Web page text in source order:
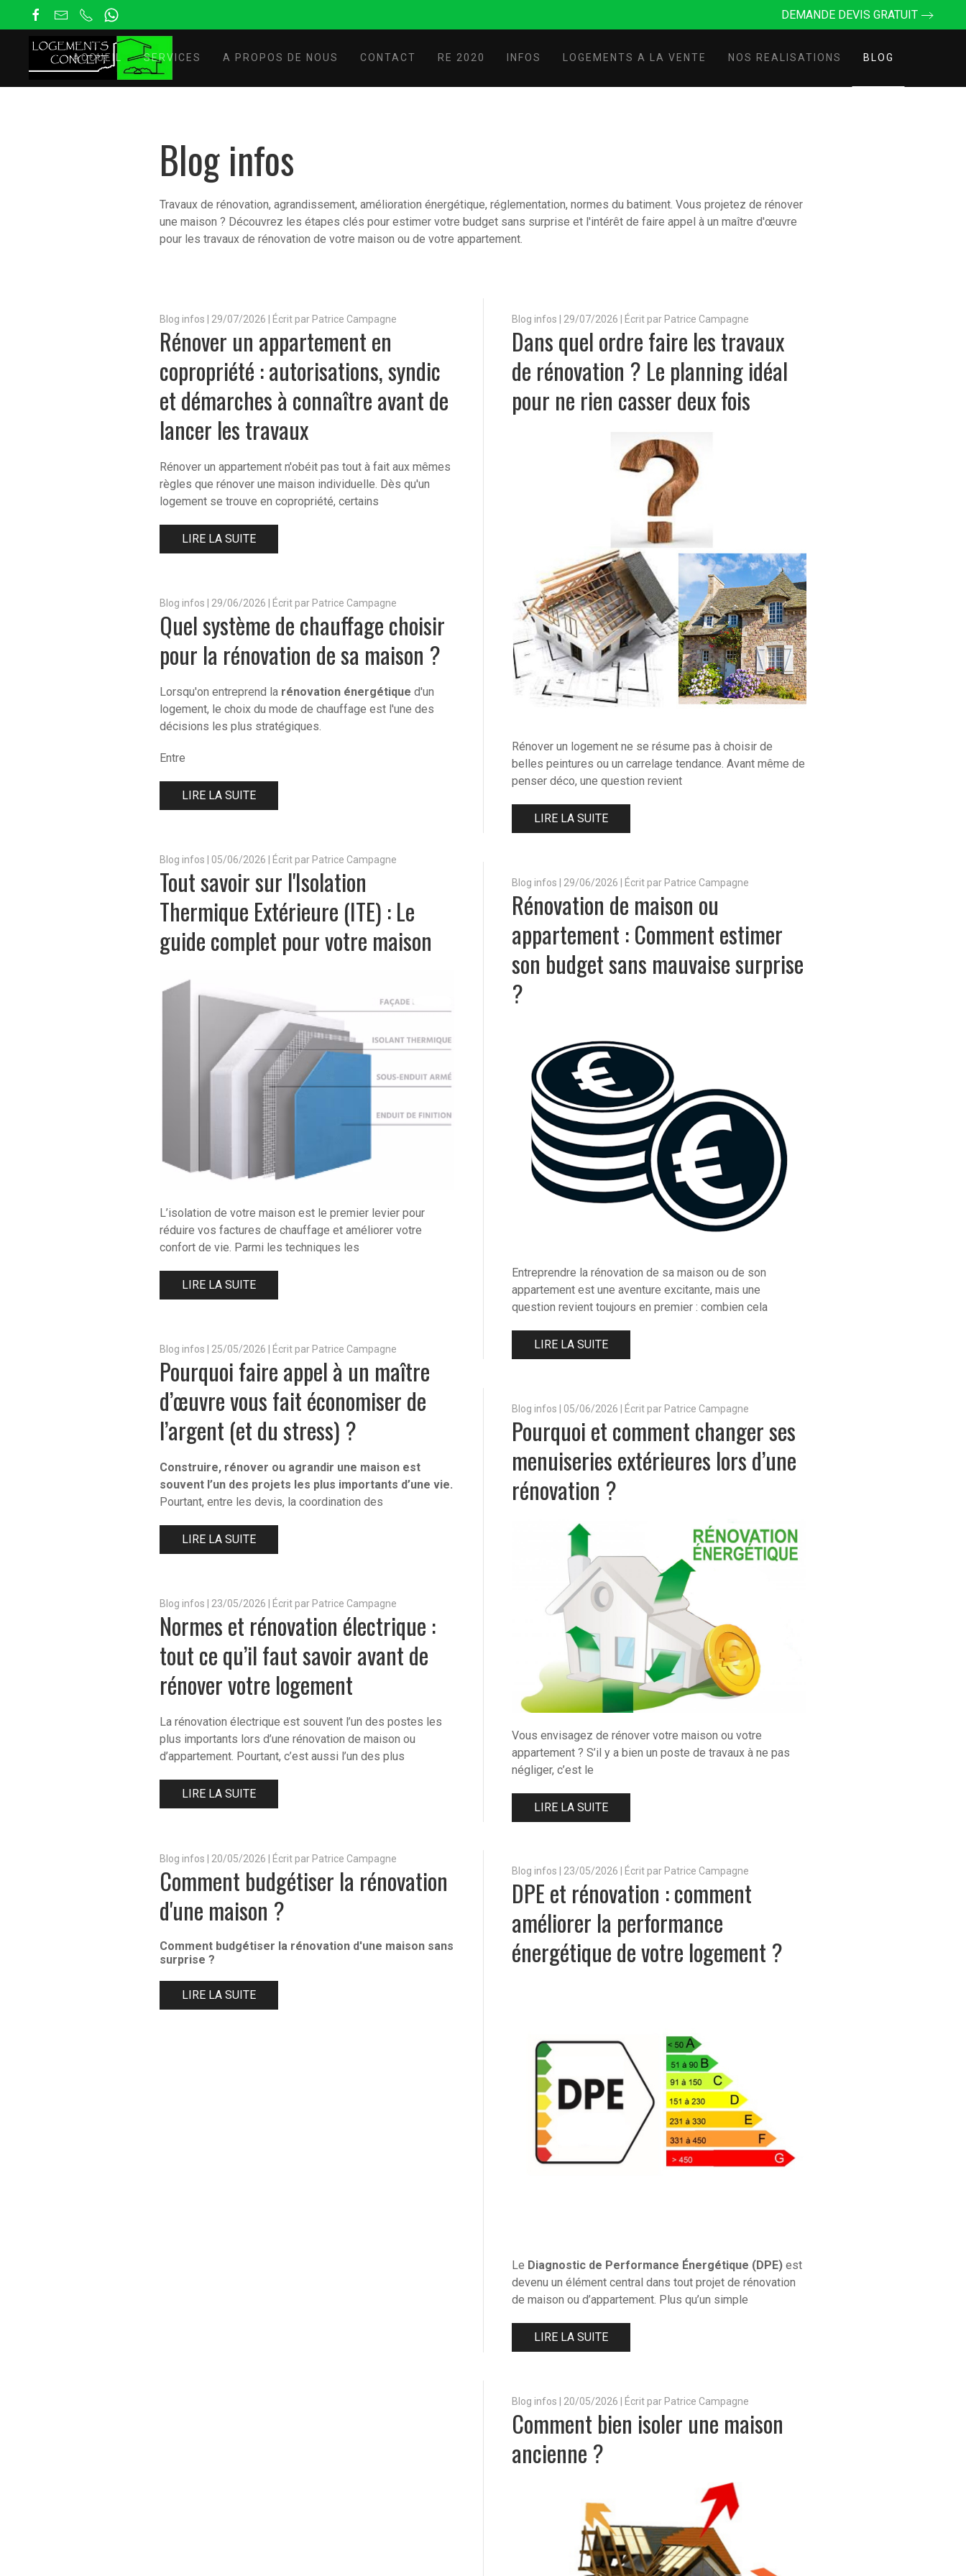
DEMANDE DEVIS GRATUIT
ACCUEIL SERVICES A PROPOS DE NOUS CONTACT RE 2020 INFOS LOGEMENTS A LA VENTE NOS REALISATIONS BLOG
Blog infos
Travaux de rénovation, agrandissement, amélioration énergétique, réglementation, normes du batiment. Vous projetez de rénover
une maison ? Découvrez les étapes clés pour estimer votre budget sans surprise et l'intérêt de faire appel à un maître d'œuvre
pour les travaux de rénovation de votre maison ou de votre appartement.
Blog infos 29/07/2026 | Écrit par Patrice Campagne
Rénover un appartement en
copropriété : autorisations, syndic
et démarches à connaître avant de
lancer les travaux
Rénover un appartement n'obéit pas tout à fait aux mêmes
règles que rénover une maison individuelle. Dès qu'un
logement se trouve en copropriété, certains
LIRE LA SUITE
Blog infos 29/07/2026 | Écrit par Patrice Campagne
Dans quel ordre faire les travaux
de rénovation ? Le planning idéal
pour ne rien casser deux fois
Rénover un logement ne se résume pas à choisir de
belles peintures ou un carrelage tendance. Avant même de
penser déco, une question revient
LIRE LA SUITE
Blog infos 29/06/2026 | Écrit par Patrice Campagne
Quel système de chauffage choisir
pour la rénovation de sa maison ?
Lorsqu'on entreprend la rénovation énergétique d'un
logement, le choix du mode de chauffage est l'une des
décisions les plus stratégiques.
Entre
LIRE LA SUITE
Blog infos 29/06/2026 | Écrit par Patrice Campagne
Rénovation de maison ou
appartement : Comment estimer
son budget sans mauvaise surprise
?
Entreprendre la rénovation de sa maison ou de son
appartement est une aventure excitante, mais une
question revient toujours en premier : combien cela
LIRE LA SUITE
Blog infos 05/06/2026 | Écrit par Patrice Campagne
Tout savoir sur l'Isolation
Thermique Extérieure (ITE) : Le
guide complet pour votre maison
L’isolation de votre maison est le premier levier pour
réduire vos factures de chauffage et améliorer votre
confort de vie. Parmi les techniques les
LIRE LA SUITE
Blog infos 05/06/2026 | Écrit par Patrice Campagne
Pourquoi et comment changer ses
menuiseries extérieures lors d’une
rénovation ?
Vous envisagez de rénover votre maison ou votre
appartement ? S’il y a bien un poste de travaux à ne pas
négliger, c’est le
LIRE LA SUITE
Blog infos 25/05/2026 | Écrit par Patrice Campagne
Pourquoi faire appel à un maître
d’œuvre vous fait économiser de
l’argent (et du stress) ?
Construire, rénover ou agrandir une maison est
souvent l’un des projets les plus importants d’une vie.
Pourtant, entre les devis, la coordination des
LIRE LA SUITE
Blog infos 23/05/2026 | Écrit par Patrice Campagne
DPE et rénovation : comment
améliorer la performance
énergétique de votre logement ?
Le Diagnostic de Performance Énergétique (DPE) est
devenu un élément central dans tout projet de rénovation
de maison ou d’appartement. Plus qu’un simple
LIRE LA SUITE
Blog infos 23/05/2026 | Écrit par Patrice Campagne
Normes et rénovation électrique :
tout ce qu’il faut savoir avant de
rénover votre logement
La rénovation électrique est souvent l’un des postes les
plus importants lors d’une rénovation de maison ou
d’appartement. Pourtant, c’est aussi l’un des plus
LIRE LA SUITE
Blog infos 20/05/2026 | Écrit par Patrice Campagne
Comment bien isoler une maison
ancienne ?
Blog infos 20/05/2026 | Écrit par Patrice Campagne
Comment budgétiser la rénovation
d'une maison ?
Comment budgétiser la rénovation d'une maison sans
surprise ?
LIRE LA SUITE